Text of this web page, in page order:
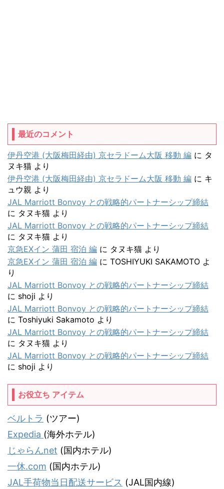
最近のコメント
伊丹空港 (大阪梅田経由) 京セラドーム大阪 移動 編 に タ
ヌキ猫 より
伊丹空港 (大阪梅田経由) 京セラドーム大阪 移動 編 に キ
ュウ親 より
JAL Marriott Bonvoy との戦略的パートナーシップ締結
に タヌキ猫 より
JAL Marriott Bonvoy との戦略的パートナーシップ締結
に タヌキ猫 より
京急EXイン 蒲田 宿泊 編 に タヌキ猫 より
京急EXイン 蒲田 宿泊 編 に TOSHIYUKI SAKAMOTO よ
り
JAL Marriott Bonvoy との戦略的パートナーシップ締結
に shoji より
JAL Marriott Bonvoy との戦略的パートナーシップ締結
に Toshiyuki Sakamoto より
JAL Marriott Bonvoy との戦略的パートナーシップ締結
に タヌキ猫 より
JAL Marriott Bonvoy との戦略的パートナーシップ締結
に shoji より
お役立ち アイテム
ベルトラ (ツアー)
Expedia (海外ホテル)
じゃらんnet (国内ホテル)
一休.com (国内ホテル)
JAL手荷物当日配送サービス (JAL国内線)